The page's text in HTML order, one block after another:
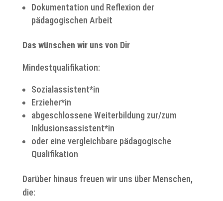
Dokumentation und Reflexion der
pädagogischen Arbeit
Das wünschen wir uns von Dir
Mindestqualifikation:
Sozialassistent*in
Erzieher*in
abgeschlossene Weiterbildung zur/zum
Inklusionsassistent*in
oder eine vergleichbare pädagogische
Qualifikation
Darüber hinaus freuen wir uns über Menschen,
die: